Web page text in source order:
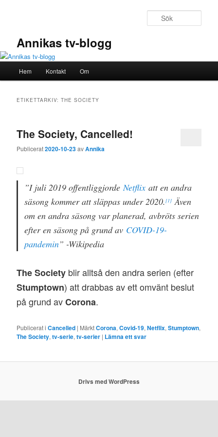
Annikas tv-blogg
Hem Kontakt Om
ETIKETTARKIV:THE SOCIETY
The Society, Cancelled!
Publicerat2020-10-23avAnnika
”I juli 2019 offentliggjorde Netflix att en andra
säsong kommer att släppas under 2020.[1] Även
om en andra säsong var planerad, avbröts serien
efter en säsong på grund av COVID-19-
pandemin” -Wikipedia
The Society blir alltså den andra serien (efter
Stumptown) att drabbas av ett omvänt beslut
på grund avCorona.
Publicerat i Cancelled | MärktCorona,Covid-19,Netflix,Stumptown,
The Society,tv-serie,tv-serier | Lämna ett svar
Drivs med WordPress